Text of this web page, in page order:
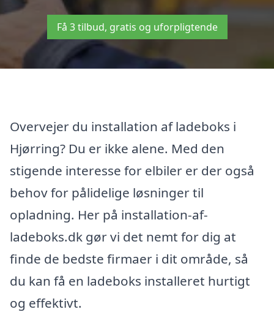
Få 3 tilbud, gratis og uforpligtende
Overvejer du installation af ladeboks i
Hjørring? Du er ikke alene. Med den
stigende interesse for elbiler er der også
behov for pålidelige løsninger til
opladning. Her på installation-af-
ladeboks.dk gør vi det nemt for dig at
finde de bedste firmaer i dit område, så
du kan få en ladeboks installeret hurtigt
og effektivt.